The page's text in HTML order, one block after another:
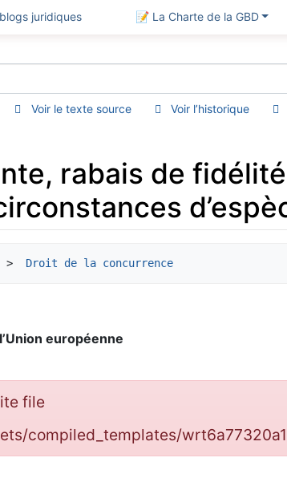
juridiques 📝 La Charte de la GBD
Voir le texte source Voir l’historique
rabais de
> Droit de la concurrence
européenne
file
compiled_templates/